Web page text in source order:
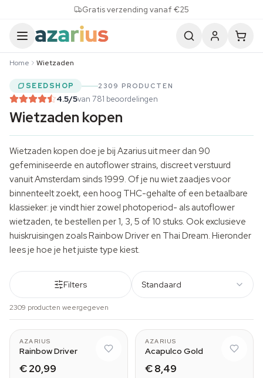
Gratis verzending vanaf €25
Home Wietzaden
SEEDSHOP 2309 PRODUCTEN
4.5/5van 781 beoordelingen
Wietzaden kopen
Wietzaden kopen doe je bij Azarius uit meer dan 90
gefeminiseerde en autoflower strains, discreet verstuurd
vanuit Amsterdam sinds 1999. Of je nu wiet zaadjes voor
binnenteelt zoekt, een hoog THC-gehalte of een betaalbare
klassieker: je vindt hier zowel photoperiod- als autoflower
wietzaden, te bestellen per 1, 3, 5 of 10 stuks. Ook exclusieve
huiskruisingen zoals Rainbow Driver en Thai Dream. Hieronder
lees je hoe je het juiste type kiest.
Filters Standaard
2309 producten weergegeven
AZARIUS
Rainbow Driver
€ 20,99
AZARIUS
Acapulco Gold
€ 8,49